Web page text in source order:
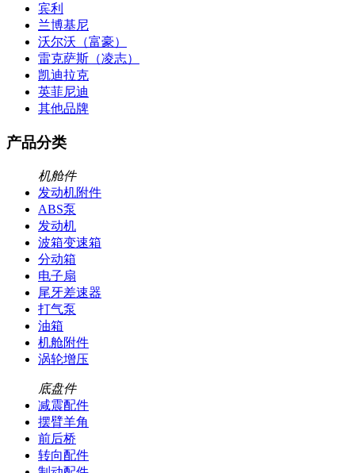
宾利
兰博基尼
沃尔沃（富豪）
雷克萨斯（凌志）
凯迪拉克
英菲尼迪
其他品牌
产品分类
机舱件
发动机附件
ABS泵
发动机
波箱变速箱
分动箱
电子扇
尾牙差速器
打气泵
油箱
机舱附件
涡轮增压
底盘件
减震配件
摆臂羊角
前后桥
转向配件